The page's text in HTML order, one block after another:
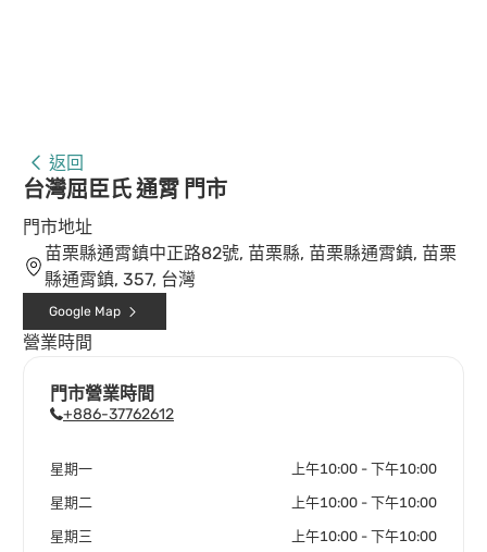
返回
台灣屈臣氏 通霄 門市
門市地址
苗栗縣通霄鎮中正路82號, 苗栗縣, 苗栗縣通霄鎮, 苗栗
縣通霄鎮, 357, 台灣
Google Map
營業時間
門市營業時間
+886-37762612
星期一 上午10:00 - 下午10:00
星期二 上午10:00 - 下午10:00
星期三 上午10:00 - 下午10:00